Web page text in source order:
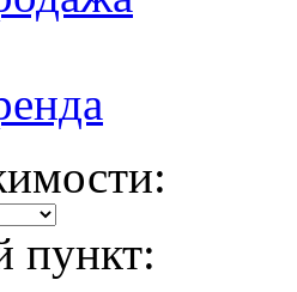
пункт: